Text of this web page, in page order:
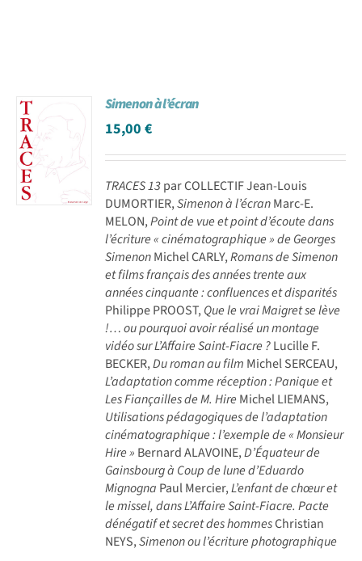
Simenon à l’écran
15,00€
TRACES 13par COLLECTIF Jean-Louis
DUMORTIER,Simenon à l’écranMarc-E.
MELON,Point de vue et point d’écoute dans
l’écriture « cinématographique » de Georges
SimenonMichel CARLY,Romans de Simenon
et films français des années trente aux
années cinquante : confluences et disparités
Philippe PROOST,Que le vrai Maigret se lève
!… ou pourquoi avoir réalisé un montage
vidéo sur L’Affaire Saint-Fiacre ?Lucille F.
BECKER,Du roman au film Michel SERCEAU,
L’adaptation comme réception : Panique et
Les Fiançailles de M. Hire Michel LIEMANS,
Utilisations pédagogiques de l’adaptation
cinématographique : l’exemple de « Monsieur
Hire » Bernard ALAVOINE,D’Équateur de
Gainsbourg à Coup de lune d’Eduardo
Mignogna Paul Mercier,L’enfant de chœur et
le missel, dans L’Affaire Saint-Fiacre. Pacte
dénégatif et secret des hommesChristian
NEYS,Simenon ou l’écriture photographique